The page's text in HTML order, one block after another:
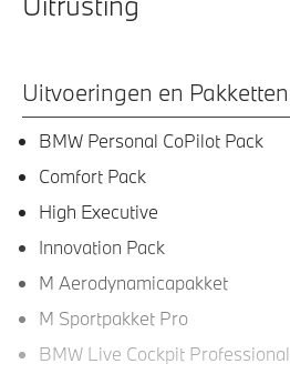
Uitvoeringen en Pakketten
BMW Personal CoPilot Pack
Comfort Pack
High Executive
Innovation Pack
M Aerodynamicapakket
M Sportpakket Pro
BMW Live Cockpit Professional